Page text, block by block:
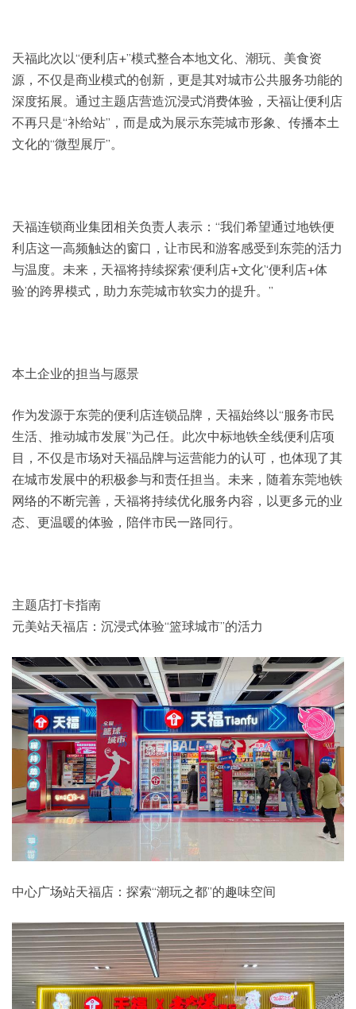
天福此次以“便利店+”模式整合本地文化、潮玩、美食资
源，不仅是商业模式的创新，更是其对城市公共服务功能的
深度拓展。通过主题店营造沉浸式消费体验，天福让便利店
不再只是“补给站”，而是成为展示东莞城市形象、传播本土
文化的“微型展厅”。
天福连锁商业集团相关负责人表示：“我们希望通过地铁便
利店这一高频触达的窗口，让市民和游客感受到东莞的活力
与温度。未来，天福将持续探索‘便利店+文化’‘便利店+体
验’的跨界模式，助力东莞城市软实力的提升。”
本土企业的担当与愿景
作为发源于东莞的便利店连锁品牌，天福始终以“服务市民
生活、推动城市发展”为己任。此次中标地铁全线便利店项
目，不仅是市场对天福品牌与运营能力的认可，也体现了其
在城市发展中的积极参与和责任担当。未来，随着东莞地铁
网络的不断完善，天福将持续优化服务内容，以更多元的业
态、更温暖的体验，陪伴市民一路同行。
主题店打卡指南
元美站天福店：沉浸式体验“篮球城市”的活力
中心广场站天福店：探索“潮玩之都”的趣味空间